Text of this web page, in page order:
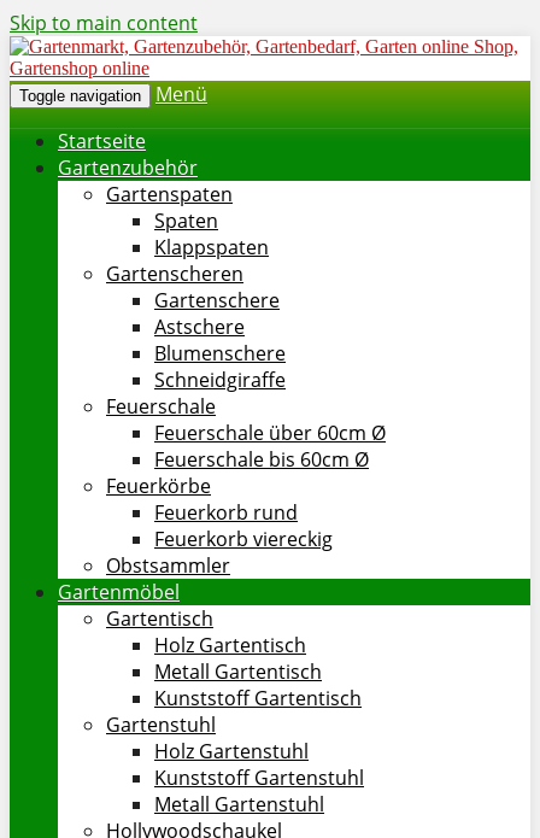
Skip to main content
Toggle navigation
Menü
Startseite
Gartenzubehör
Gartenspaten
Spaten
Klappspaten
Gartenscheren
Gartenschere
Astschere
Blumenschere
Schneidgiraffe
Feuerschale
Feuerschale über 60cm Ø
Feuerschale bis 60cm Ø
Feuerkörbe
Feuerkorb rund
Feuerkorb viereckig
Obstsammler
Gartenmöbel
Gartentisch
Holz Gartentisch
Metall Gartentisch
Kunststoff Gartentisch
Gartenstuhl
Holz Gartenstuhl
Kunststoff Gartenstuhl
Metall Gartenstuhl
Hollywoodschaukel